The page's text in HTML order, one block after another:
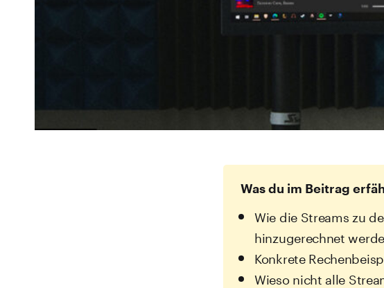
Was du im Beitrag
Wie die Streams zu
hinzugerechnet
Konkrete
Wieso nicht alle